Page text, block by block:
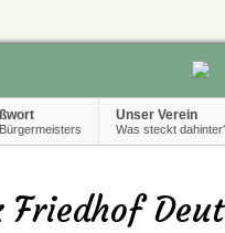
Unser Verein
Was steckt
Friedhof